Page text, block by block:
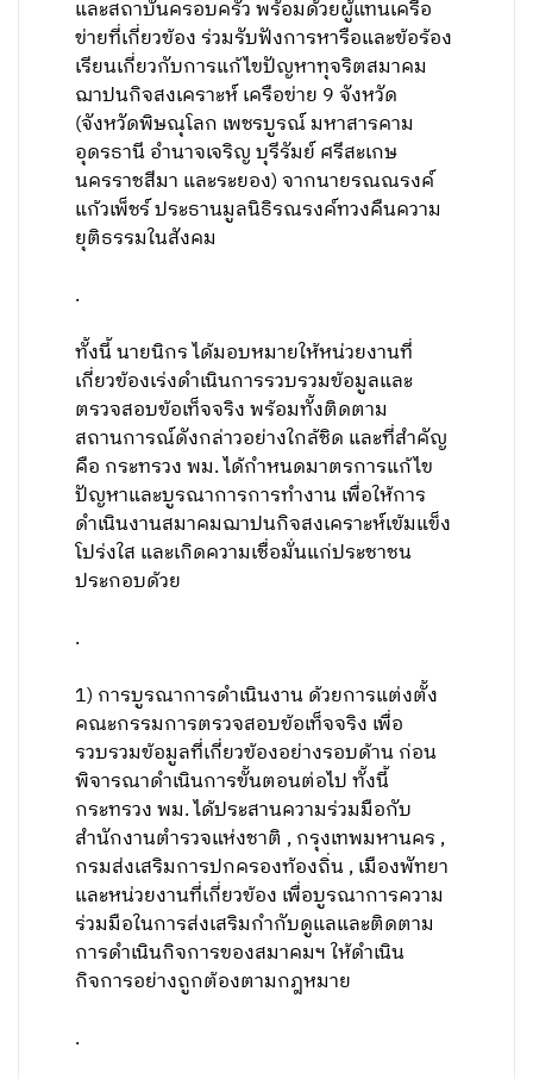
และสถาบันครอบครัว พร้อมด้วยผู้แทนเครือ
ข่ายที่เกี่ยวข้อง ร่วมรับฟังการหารือและข้อร้อง
เรียนเกี่ยวกับการแก้ไขปัญหาทุจริตสมาคม
ฌาปนกิจสงเคราะห์ เครือข่าย 9 จังหวัด
(จังหวัดพิษณุโลก เพชรบูรณ์ มหาสารคาม
อุดรธานี อำนาจเจริญ บุรีรัมย์ ศรีสะเกษ
นครราชสีมา และระยอง) จากนายรณณรงค์
แก้วเพ็ชร์ ประธานมูลนิธิรณรงค์ทวงคืนความ
ยุติธรรมในสังคม
.
ทั้งนี้ นายนิกร ได้มอบหมายให้หน่วยงานที่
เกี่ยวข้องเร่งดำเนินการรวบรวมข้อมูลและ
ตรวจสอบข้อเท็จจริง พร้อมทั้งติดตาม
สถานการณ์ดังกล่าวอย่างใกล้ชิด และที่สำคัญ
คือ กระทรวง พม. ได้กำหนดมาตรการแก้ไข
ปัญหาและบูรณาการการทำงาน เพื่อให้การ
ดำเนินงานสมาคมฌาปนกิจสงเคราะห์เข้มแข็ง
โปร่งใส และเกิดความเชื่อมั่นแก่ประชาชน
ประกอบด้วย
.
1) การบูรณาการดำเนินงาน ด้วยการแต่งตั้ง
คณะกรรมการตรวจสอบข้อเท็จจริง เพื่อ
รวบรวมข้อมูลที่เกี่ยวข้องอย่างรอบด้าน ก่อน
พิจารณาดำเนินการขั้นตอนต่อไป ทั้งนี้
กระทรวง พม. ได้ประสานความร่วมมือกับ
สำนักงานตำรวจแห่งชาติ , กรุงเทพมหานคร ,
กรมส่งเสริมการปกครองท้องถิ่น , เมืองพัทยา
และหน่วยงานที่เกี่ยวข้อง เพื่อบูรณาการความ
ร่วมมือในการส่งเสริมกำกับดูแลและติดตาม
การดำเนินกิจการของสมาคมฯ ให้ดำเนิน
กิจการอย่างถูกต้องตามกฎหมาย
.